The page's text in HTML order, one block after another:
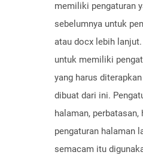
memiliki pengaturan
sebelumnya untuk
atau docx lebih
untuk memiliki
yang harus
dibuat dari ini.
halaman, perbatasan,
pengaturan halaman
semacam itu